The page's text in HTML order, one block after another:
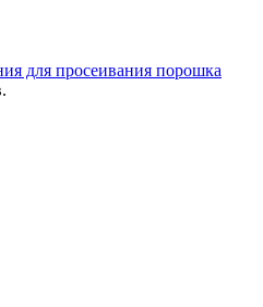
для просеивания порошка